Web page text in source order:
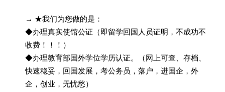
→ ★我们为您做的是：
◆办理真实使馆公证（即留学回国人员证明，不成功不
收费！！！）
◆办理教育部国外学位学历认证。（网上可查、存档、
快速稳妥，回国发展，考公务员，落户，进国企，外
企，创业，无忧愁）